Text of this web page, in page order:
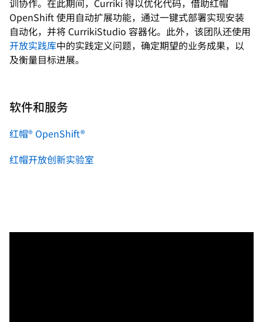
OpenShift 使用自动扩展功能，通过一键式部署实现安装
自动化，并将 CurrikiStudio 容器化。此外，该团队还使用
开放实践库中的实践定义问题，确定期望的业务成果，以
及衡量目标进展。
软件和服务
红帽® OpenShift®
红帽开放创新实验室